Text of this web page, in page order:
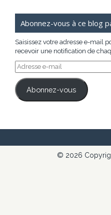
Abonnez-vous à ce blog
Saisissez votre adresse e-mail
recevoir une notification de
Adresse
e-
mail
Abonnez-vous
© 2026